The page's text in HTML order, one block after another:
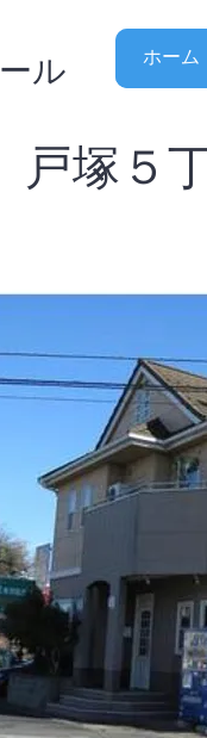
ル
戸塚５
ホーム